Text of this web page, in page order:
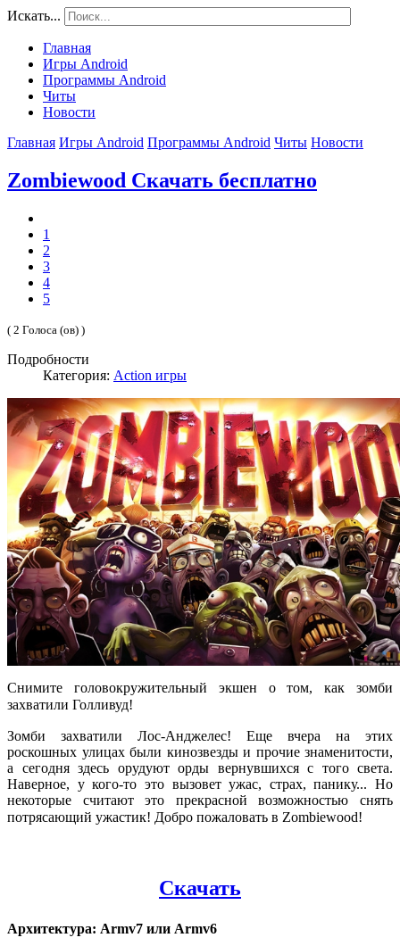
Искать...
Главная
Игры Android
Программы Android
Читы
Новости
Главная Игры Android Программы Android Читы Новости
Zombiewood Скачать бесплатно
1
2
3
4
5
( 2 Голоса (ов) )
Подробности
Категория: Action игры
Снимите головокружительный экшен о том, как зомби
захватили Голливуд!
Зомби захватили Лос-Анджелес! Еще вчера на этих
роскошных улицах были кинозвезды и прочие знаменитости,
а сегодня здесь орудуют орды вернувшихся с того света.
Наверное, у кого-то это вызовет ужас, страх, панику... Но
некоторые считают это прекрасной возможностью снять
потрясающий ужастик! Добро пожаловать в Zombiewood!
Скачать
Архитектура: Armv7 или Armv6